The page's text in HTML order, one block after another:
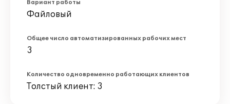
Вариант работы
Файловый
Общее число автоматизированных рабочих мест
3
Количество одновременно работающих клиентов
Толстый клиент: 3